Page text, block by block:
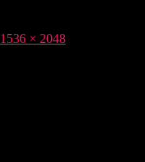
1536 × 2048